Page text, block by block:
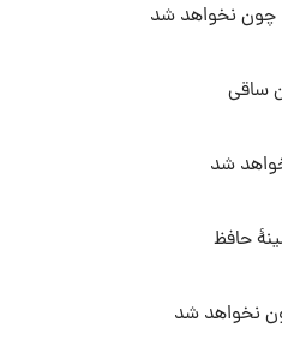
چون نخواهد شد
ساقی
شد
حافظ
نخواهد شد